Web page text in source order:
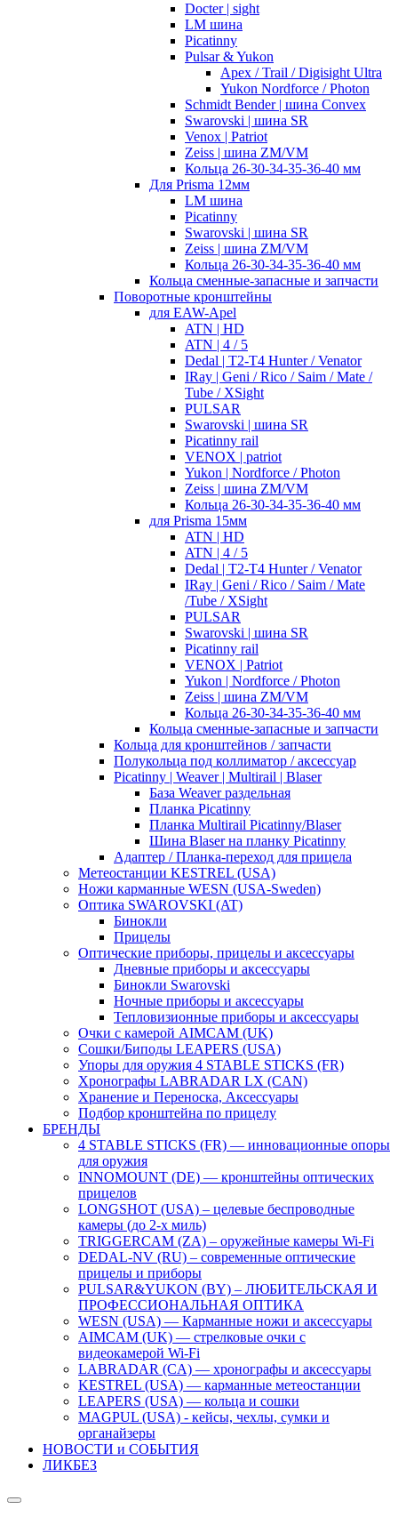
Docter | sight
LM шина
Picatinny
Pulsar & Yukon
Apex / Trail / Digisight Ultra
Yukon Nordforce / Photon
Schmidt Bender | шина Convex
Swarovski | шина SR
Venox | Patriot
Zeiss | шина ZM/VM
Кольца 26-30-34-35-36-40 мм
Для Prisma 12мм
LM шина
Picatinny
Swarovski | шина SR
Zeiss | шина ZM/VM
Кольца 26-30-34-35-36-40 мм
Кольца сменные-запасные и запчасти
Поворотные кронштейны
для EAW-Apel
ATN | HD
ATN | 4 / 5
Dedal | T2-T4 Hunter / Venator
IRay | Geni / Rico / Saim / Mate /
Tube / XSight
PULSAR
Swarovski | шина SR
Picatinny rail
VENOX | patriot
Yukon | Nordforce / Photon
Zeiss | шина ZM/VM
Кольца 26-30-34-35-36-40 мм
для Prisma 15мм
ATN | HD
ATN | 4 / 5
Dedal | T2-T4 Hunter / Venator
IRay | Geni / Rico / Saim / Mate
/Tube / XSight
PULSAR
Swarovski | шина SR
Picatinny rail
VENOX | Patriot
Yukon | Nordforce / Photon
Zeiss | шина ZM/VM
Кольца 26-30-34-35-36-40 мм
Кольца сменные-запасные и запчасти
Кольца для кронштейнов / запчасти
Полукольца под коллиматор / аксессуар
Picatinny | Weaver | Multirail | Blaser
База Weaver раздельная
Планка Picatinny
Планка Multirail Picatinny/Blaser
Шина Blaser на планку Picatinny
Адаптер / Планка-переход для прицела
Метеостанции KESTREL (USA)
Ножи карманные WESN (USA-Sweden)
Оптика SWAROVSKI (AT)
Бинокли
Прицелы
Оптические приборы, прицелы и аксессуары
Дневные приборы и аксессуары
Бинокли Swarovski
Ночные приборы и аксессуары
Тепловизионные приборы и аксессуары
Очки с камерой AIMCAM (UK)
Сошки/Биподы LEAPERS (USA)
Упоры для оружия 4 STABLE STICKS (FR)
Хронографы LABRADAR LX (CAN)
Хранение и Переноска, Аксессуары
Подбор кронштейна по прицелу
БРЕНДЫ
4 STABLE STICKS (FR) — инновационные опоры
для оружия
INNOMOUNT (DE) — кронштейны оптических
прицелов
LONGSHOT (USA) – целевые беспроводные
камеры (до 2-х миль)
TRIGGERCAM (ZA) – оружейные камеры Wi-Fi
DEDAL-NV (RU) – современные оптические
прицелы и приборы
PULSAR&YUKON (BY) – ЛЮБИТЕЛЬСКАЯ И
ПРОФЕССИОНАЛЬНАЯ ОПТИКА
WESN (USA) — Карманные ножи и аксессуары
AIMCAM (UK) — стрелковые очки с
видеокамерой Wi-Fi
LABRADAR (CA) — хронографы и аксессуары
KESTREL (USA) — карманные метеостанции
LEAPERS (USA) — кольца и сошки
MAGPUL (USA) - кейсы, чехлы, сумки и
органайзеры
НОВОСТИ и СОБЫТИЯ
ЛИКБЕЗ